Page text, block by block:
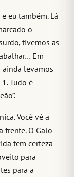
eu também. Lá
o
tivemos as
Em
ainda levamos
Tudo é
Você vê a
frente. O Galo
tem certeza
para
para a